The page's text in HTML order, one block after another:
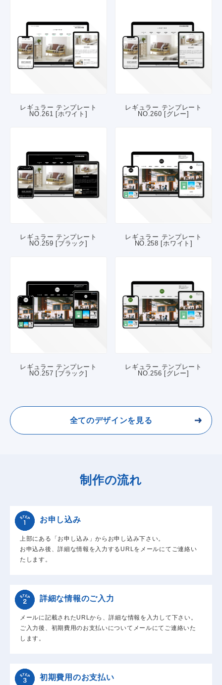
レギュラー テンプレート
NO.261 [ホワイト]
レギュラー テンプレート
NO.260 [グレー]
レギュラー テンプレート
NO.259 [ブラック]
レギュラー テンプレート
NO.258 [ホワイト]
レギュラー テンプレート
NO.257 [ブラック]
レギュラー テンプレート
NO.256 [グレー]
全てのデザインを見る
制作の流れ
お申し込み
上部にある「お申し込み」からお申し込み下さい。
お申込み後、詳細な情報を入力するURLをメールにてご連絡い
たします。
詳細な情報のご入力
メールに記載されたURLから、詳細な情報を入力して下さい。
ご入力後、初期費用のお支払いについてメールにてご連絡いた
します。
初期費用のお支払い